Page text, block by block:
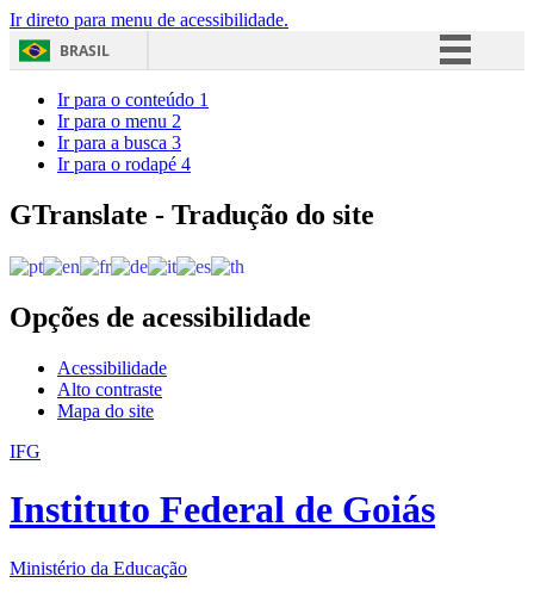
Ir direto para menu de acessibilidade.
BRASIL
Acesso à informação
Ir para o conteúdo 1
Ir para o menu 2
Ir para a busca 3
Ir para o rodapé 4
GTranslate - Tradução do site
Opções de acessibilidade
Acessibilidade
Alto contraste
Mapa do site
IFG
Instituto Federal de Goiás
Ministério da Educação